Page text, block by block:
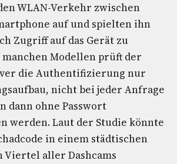
WLAN-Verkehr zwischen
auf und spielten ihn
Zugriff auf das Gerät zu
manchen Modellen prüft der
die Authentifizierung nur
nicht bei jeder Anfrage
dann ohne Passwort
werden. Laut der Studie könnte
in einem städtischen
Viertel aller Dashcams